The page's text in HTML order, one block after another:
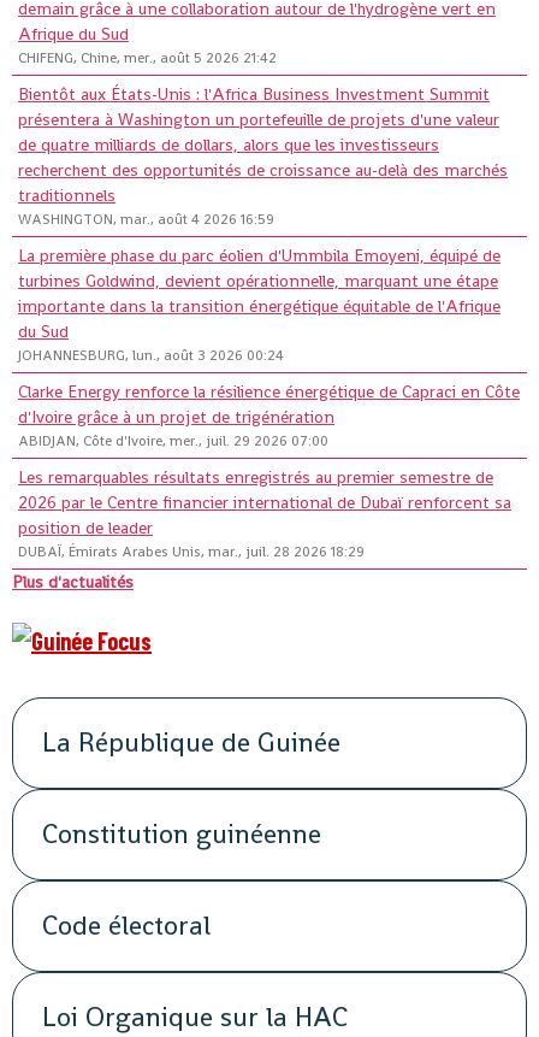
demain grâce à une collaboration autour de l'hydrogène vert en
Afrique du Sud
CHIFENG, Chine, mer., août 5 2026 21:42
Bientôt aux États-Unis : l'Africa Business Investment Summit
présentera à Washington un portefeuille de projets d'une valeur
de quatre milliards de dollars, alors que les investisseurs
recherchent des opportunités de croissance au-delà des marchés
traditionnels
WASHINGTON, mar., août 4 2026 16:59
La première phase du parc éolien d'Ummbila Emoyeni, équipé de
turbines Goldwind, devient opérationnelle, marquant une étape
importante dans la transition énergétique équitable de l'Afrique
du Sud
JOHANNESBURG, lun., août 3 2026 00:24
Clarke Energy renforce la résilience énergétique de Capraci en Côte
d'Ivoire grâce à un projet de trigénération
ABIDJAN, Côte d'Ivoire, mer., juil. 29 2026 07:00
Les remarquables résultats enregistrés au premier semestre de
2026 par le Centre financier international de Dubaï renforcent sa
position de leader
DUBAÏ, Émirats Arabes Unis, mar., juil. 28 2026 18:29
Plus d'actualités
La République de Guinée
Constitution guinéenne
Code électoral
Loi Organique sur la HAC